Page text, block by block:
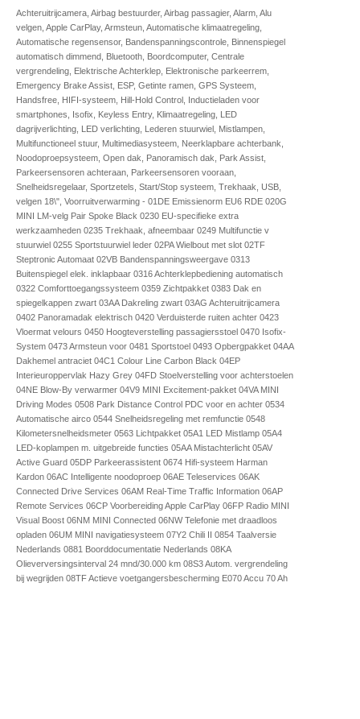
Achteruitrijcamera, Airbag bestuurder, Airbag passagier, Alarm, Alu
velgen, Apple CarPlay, Armsteun, Automatische klimaatregeling,
Automatische regensensor, Bandenspanningscontrole, Binnenspiegel
automatisch dimmend, Bluetooth, Boordcomputer, Centrale
vergrendeling, Elektrische Achterklep, Elektronische parkeerrem,
Emergency Brake Assist, ESP, Getinte ramen, GPS Systeem,
Handsfree, HIFI-systeem, Hill-Hold Control, Inductieladen voor
smartphones, Isofix, Keyless Entry, Klimaatregeling, LED
dagrijverlichting, LED verlichting, Lederen stuurwiel, Mistlampen,
Multifunctioneel stuur, Multimediasysteem, Neerklapbare achterbank,
Noodoproepsysteem, Open dak, Panoramisch dak, Park Assist,
Parkeersensoren achteraan, Parkeersensoren vooraan,
Snelheidsregelaar, Sportzetels, Start/Stop systeem, Trekhaak, USB,
velgen 18\", Voorruitverwarming - 01DE Emissienorm EU6 RDE 020G
MINI LM-velg Pair Spoke Black 0230 EU-specifieke extra
werkzaamheden 0235 Trekhaak, afneembaar 0249 Multifunctie v
stuurwiel 0255 Sportstuurwiel leder 02PA Wielbout met slot 02TF
Steptronic Automaat 02VB Bandenspanningsweergave 0313
Buitenspiegel elek. inklapbaar 0316 Achterklepbediening automatisch
0322 Comforttoegangssysteem 0359 Zichtpakket 0383 Dak en
spiegelkappen zwart 03AA Dakreling zwart 03AG Achteruitrijcamera
0402 Panoramadak elektrisch 0420 Verduisterde ruiten achter 0423
Vloermat velours 0450 Hoogteverstelling passagiersstoel 0470 Isofix-
System 0473 Armsteun voor 0481 Sportstoel 0493 Opbergpakket 04AA
Dakhemel antraciet 04C1 Colour Line Carbon Black 04EP
Interieuroppervlak Hazy Grey 04FD Stoelverstelling voor achterstoelen
04NE Blow-By verwarmer 04V9 MINI Excitement-pakket 04VA MINI
Driving Modes 0508 Park Distance Control PDC voor en achter 0534
Automatische airco 0544 Snelheidsregeling met remfunctie 0548
Kilometersnelheidsmeter 0563 Lichtpakket 05A1 LED Mistlamp 05A4
LED-koplampen m. uitgebreide functies 05AA Mistachterlicht 05AV
Active Guard 05DP Parkeerassistent 0674 Hifi-systeem Harman
Kardon 06AC Intelligente noodoproep 06AE Teleservices 06AK
Connected Drive Services 06AM Real-Time Traffic Information 06AP
Remote Services 06CP Voorbereiding Apple CarPlay 06FP Radio MINI
Visual Boost 06NM MINI Connected 06NW Telefonie met draadloos
opladen 06UM MINI navigatiesysteem 07Y2 Chili II 0854 Taalversie
Nederlands 0881 Boorddocumentatie Nederlands 08KA
Olieverversingsinterval 24 mnd/30.000 km 08S3 Autom. vergrendeling
bij wegrijden 08TF Actieve voetgangersbescherming E070 Accu 70 Ah